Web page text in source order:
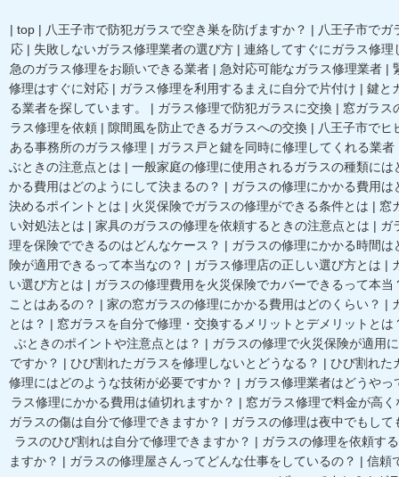
| top | 八王子市で防犯ガラスで空き巣を防げますか？ | 八王子市でガ
応 | 失敗しないガラス修理業者の選び方 | 連絡してすぐにガラス修理
急のガラス修理をお願いできる業者 | 急対応可能なガラス修理業者 |
修理はすぐに対応 | ガラス修理を利用するまえに自分で片付け | 鍵と
る業者を探しています。
| ガラス修理で防犯ガラスに交換 | 窓ガラス
ラス修理を依頼 | 隙間風を防止できるガラスへの交換 | 八王子市でヒ
ある事務所のガラス修理 | ガラス戸と鍵を同時に修理してくれる業者
ぶときの注意点とは | 一般家庭の修理に使用されるガラスの種類には
かる費用はどのようにして決まるの？ | ガラスの修理にかかる費用は
決めるポイントとは | 火災保険でガラスの修理ができる条件とは | 窓
い対処法とは | 家具のガラスの修理を依頼するときの注意点とは | ガ
理を保険でできるのはどんなケース？ | ガラスの修理にかかる時間は
険が適用できるって本当なの？ | ガラス修理店の正しい選び方とは |
い選び方とは | ガラスの修理費用を火災保険でカバーできるって本当
ことはあるの？ | 家の窓ガラスの修理にかかる費用はどのくらい？ |
とは？ | 窓ガラスを自分で修理・交換するメリットとデメリットとは
ぶときのポイントや注意点とは？ | ガラスの修理で火災保険が適用
ですか？ | ひび割れたガラスを修理しないとどうなる？ | ひび割れた
修理にはどのような技術が必要ですか？ | ガラス修理業者はどうや
ラス修理にかかる費用は値切れますか？ | 窓ガラス修理で料金が高
ガラスの傷は自分で修理できますか？ | ガラスの修理は夜中でもして
ラスのひび割れは自分で修理できますか？ | ガラスの修理を依頼す
ますか？ | ガラスの修理屋さんってどんな仕事をしているの？ | 信頼